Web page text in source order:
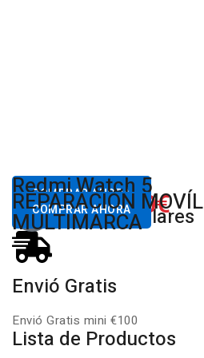
Desde80,00€
COMPRAR AHORA
Redmi Watch 5
Xiaomi
Desde650.00€
COMPRAR AHORA
REPARACIÓN MOVÍL
MULTIMARCA
Productos Populares
Envió Gratis
Envió Gratis mini €100
Lista de Productos